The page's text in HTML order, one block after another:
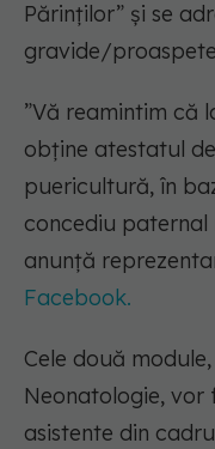
Părinților” și se
gravide/
”Vă reamintim că
obține atestatul
puericultură, în
concediu paternal
anunță
Facebook.
Cele două
Neonatologie, vor
asistente din